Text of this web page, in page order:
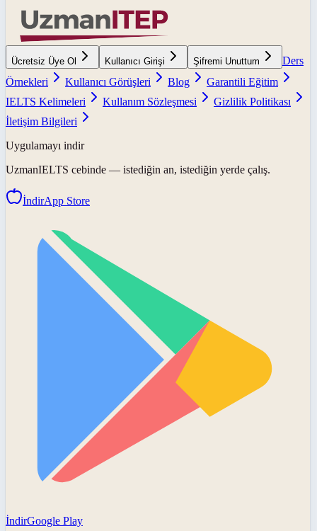
Ücretsiz Üye Ol Kullanıcı Girişi Şifremi Unuttum
Ders
Örnekleri
Kullanıcı Görüşleri Blog
Garantili Eğitim
IELTS Kelimeleri
Kullanım Sözleşmesi
Gizlilik Politikası
İletişim Bilgileri
Uygulamayı indir
UzmanIELTS cebinde — istediğin an, istediğin yerde çalış.
İndirApp Store
İndirGoogle Play